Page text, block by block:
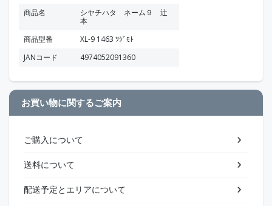
商品名
シヤチハタ ネーム９ 辻
本
商品型番
XL-9 1463 ﾂｼﾞﾓﾄ
JANコード
4974052091360
お買い物に関するご案内
ご購入について
送料について
配送予定とエリアについて